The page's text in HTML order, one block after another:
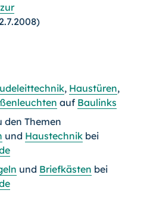
, Haustüren,
auf Baulinks
Themen
und Haustechnik bei
und Briefkästen bei